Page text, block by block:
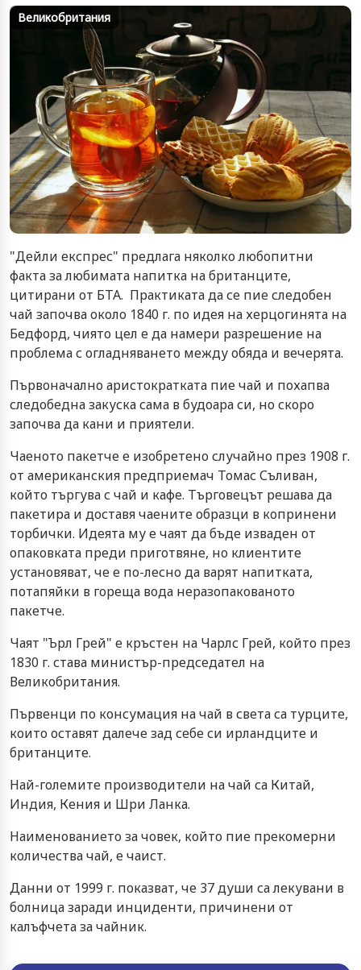
Великобритания
"Дейли експрес" предлага няколко любопитни
факта за любимата напитка на британците,
цитирани от БТА. Практиката да се пие следобен
чай започва около 1840 г. по идея на херцогинята на
Бедфорд, чиято цел е да намери разрешение на
проблема с огладняването между обяда и вечерята.
Първоначално аристократката пие чай и похапва
следобедна закуска сама в будоара си, но скоро
започва да кани и приятели.
Чаеното пакетче е изобретено случайно през 1908 г.
от американския предприемач Томас Съливан,
който търгува с чай и кафе. Търговецът решава да
пакетира и доставя чаените образци в копринени
торбички. Идеята му е чаят да бъде изваден от
опаковката преди приготвяне, но клиентите
установяват, че е по-лесно да варят напитката,
потапяйки в гореща вода неразопакованото
пакетче.
Чаят "Ърл Грей" е кръстен на Чарлс Грей, който през
1830 г. става министър-председател на
Великобритания.
Първенци по консумация на чай в света са турците,
които оставят далече зад себе си ирландците и
британците.
Най-големите производители на чай са Китай,
Индия, Кения и Шри Ланка.
Наименованието за човек, който пие прекомерни
количества чай, е чаист.
Данни от 1999 г. показват, че 37 души са лекувани в
болница заради инциденти, причинени от
калъфчета за чайник.